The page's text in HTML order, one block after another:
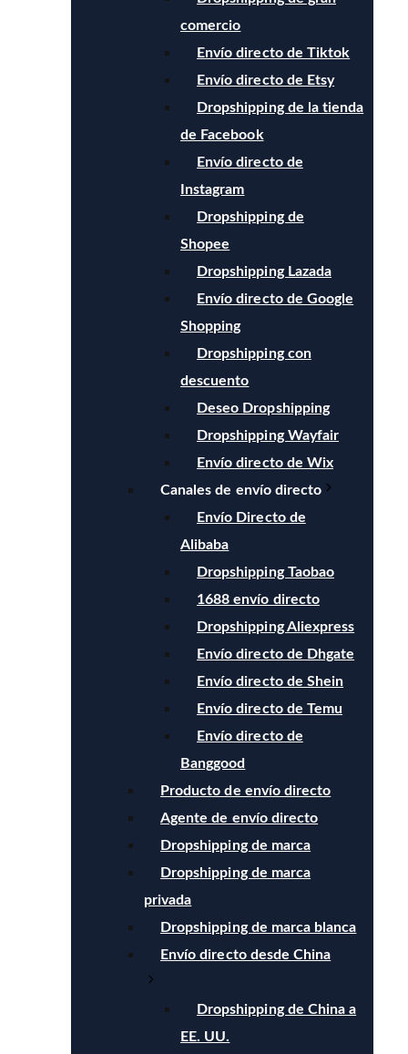
comercio
Envío directo de Tiktok
Envío directo de Etsy
Dropshipping de la tienda
de Facebook
Envío directo de
Instagram
Dropshipping de
Shopee
Dropshipping Lazada
Envío directo de Google
Shopping
Dropshipping con
descuento
Deseo Dropshipping
Dropshipping Wayfair
Envío directo de Wix
Canales de envío directo
Envío Directo de
Alibaba
Dropshipping Taobao
1688 envío directo
Dropshipping Aliexpress
Envío directo de Dhgate
Envío directo de Shein
Envío directo de Temu
Envío directo de
Banggood
Producto de envío directo
Agente de envío directo
Dropshipping de marca
Dropshipping de marca
privada
Dropshipping de marca blanca
Envío directo desde China
Dropshipping de China a
EE. UU.